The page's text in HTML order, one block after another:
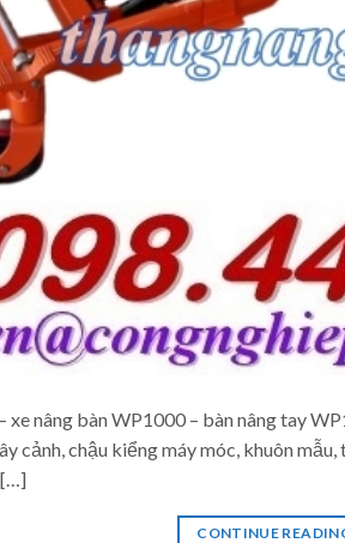
xe nâng bàn WP1000 – bàn nâng tay
cảnh, chậu kiểng máy móc, khuôn
[…]
CONTINUE